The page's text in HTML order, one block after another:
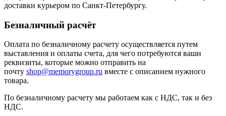
доставки курьером по Санкт-Петербургу.
Безналичный расчёт
Оплата по безналичному расчету осуществляется путем
выставления и оплаты счета, для чего потребуются ваши
реквизиты, которые можно отправить на
почту shop@memorygroup.ru вместе с описанием нужного
товара.
По безналичному расчету мы работаем как с НДС, так и без
НДС.